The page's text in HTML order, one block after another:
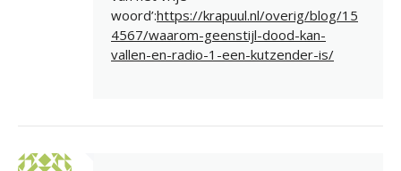
woord’:https://krapuul.nl/overig/blog/15
4567/waarom-geenstijl-dood-kan-
vallen-en-radio-1-een-kutzender-is/